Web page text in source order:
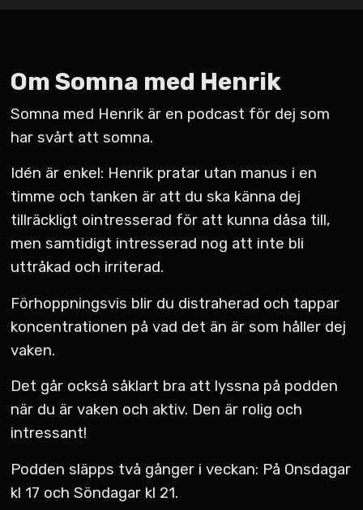
Om Somna med Henrik
Somna med Henrik är en podcast för dej som
har svårt att somna.
Idén är enkel: Henrik pratar utan manus i en
timme och tanken är att du ska känna dej
tillräckligt ointresserad för att kunna dåsa till,
men samtidigt intresserad nog att inte bli
uttråkad och irriterad.
Förhoppningsvis blir du distraherad och tappar
koncentrationen på vad det än är som håller dej
vaken.
Det går också såklart bra att lyssna på podden
när du är vaken och aktiv. Den är rolig och
intressant!
Podden släpps två gånger i veckan: På Onsdagar
kl 17 och Söndagar kl 21.